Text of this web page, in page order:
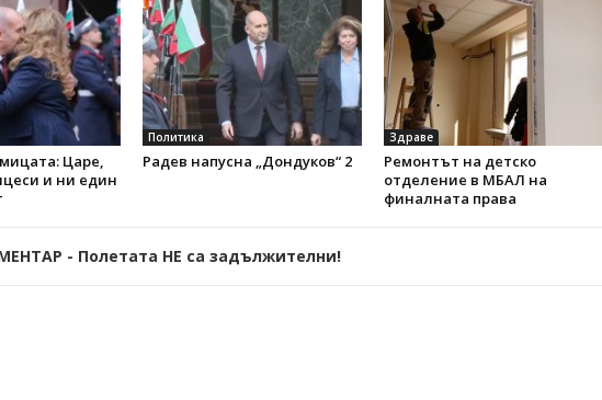
Царе,
и ни един
Политика
Радев напусна „Дондуков“ 2
Здраве
Ремонтът на детско
отделение в МБАЛ на
финалната права
- Полетата НЕ са задължителни!